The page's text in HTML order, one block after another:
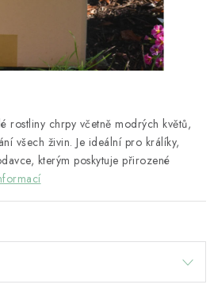
rostliny chrpy včetně modrých květů,
všech živin. Je ideální pro králíky,
kterým poskytuje přirozené